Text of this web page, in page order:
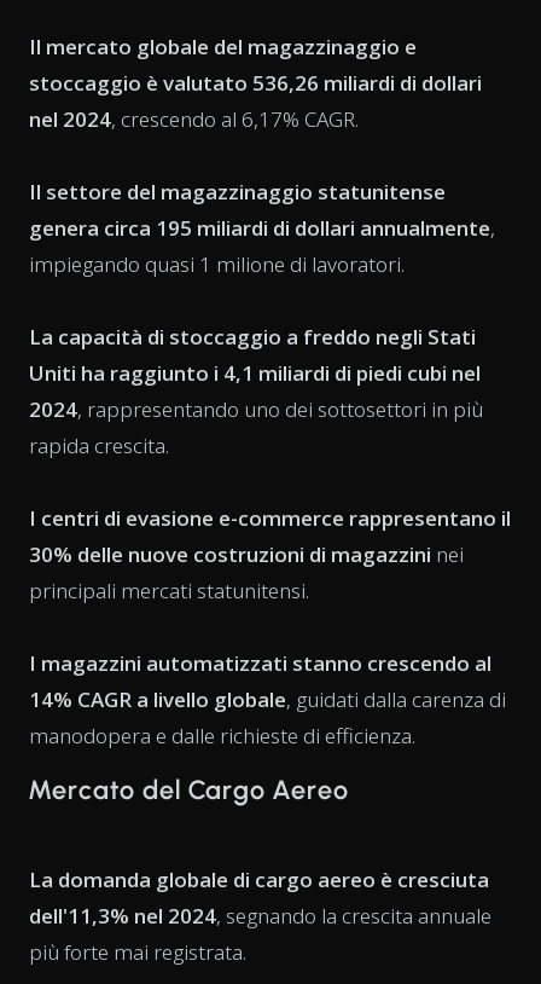
Il mercato globale del magazzinaggio e
stoccaggio è valutato 536,26 miliardi di dollari
nel 2024, crescendo al 6,17% CAGR.
Il settore del magazzinaggio statunitense
genera circa 195 miliardi di dollari annualmente,
impiegando quasi 1 milione di lavoratori.
La capacità di stoccaggio a freddo negli Stati
Uniti ha raggiunto i 4,1 miliardi di piedi cubi nel
2024, rappresentando uno dei sottosettori in più
rapida crescita.
I centri di evasione e-commerce rappresentano il
30% delle nuove costruzioni di magazzini nei
principali mercati statunitensi.
I magazzini automatizzati stanno crescendo al
14% CAGR a livello globale, guidati dalla carenza di
manodopera e dalle richieste di efficienza.
Mercato del Cargo Aereo
La domanda globale di cargo aereo è cresciuta
dell'11,3% nel 2024, segnando la crescita annuale
più forte mai registrata.